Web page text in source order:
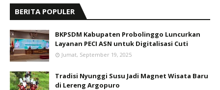
BERITA POPULER
BKPSDM Kabupaten Probolinggo Luncurkan
Layanan PECI ASN untuk Digitalisasi Cuti
Jumat, September 19, 2025
Tradisi Nyunggi Susu Jadi Magnet Wisata Baru
di Lereng Argopuro